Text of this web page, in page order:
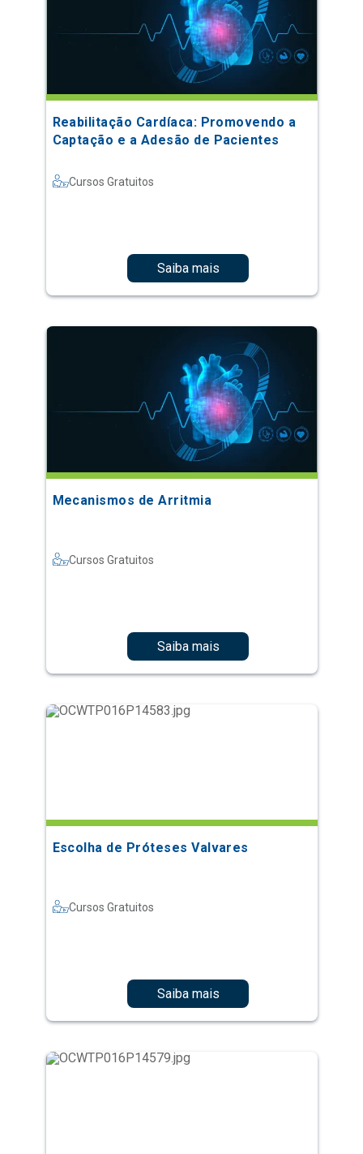
Reabilitação Cardíaca: Promovendo a
Captação e a Adesão de Pacientes
Cursos Gratuitos
Saiba mais
Mecanismos de Arritmia
Cursos Gratuitos
Saiba mais
Escolha de Próteses Valvares
Cursos Gratuitos
Saiba mais